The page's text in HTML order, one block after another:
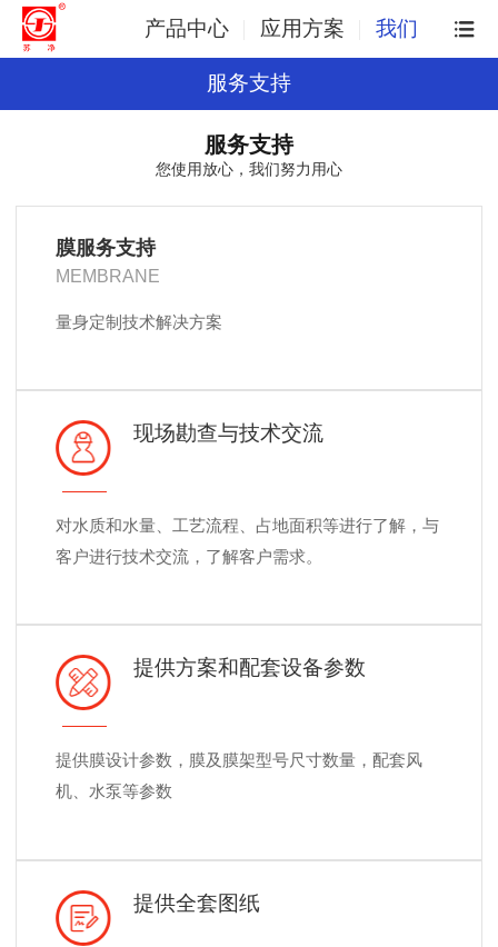
产品中心 应用方案 我们
服务支持
服务支持
您使用放心，我们努力用心
膜服务支持
MEMBRANE
量身定制技术解决方案
现场勘查与技术交流
对水质和水量、工艺流程、占地面积等进行了解，与
客户进行技术交流，了解客户需求。
提供方案和配套设备参数
提供膜设计参数，膜及膜架型号尺寸数量，配套风
机、水泵等参数
提供全套图纸